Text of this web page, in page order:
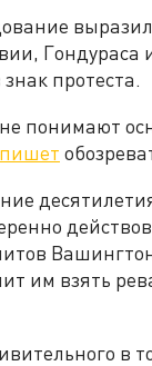
Гондураса
протеста.
понимают
пишет
им взять
в